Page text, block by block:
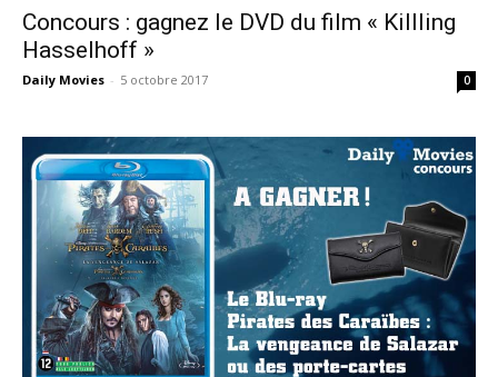
Concours : gagnez le DVD du film « Killling
Hasselhoff »
Daily Movies - 5 octobre 2017 0